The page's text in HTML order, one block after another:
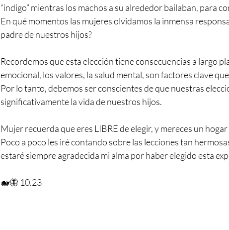
“indigo” mientras los machos a su alrededor bailaban, para
En qué momentos las mujeres olvidamos la inmensa
padre de nuestros hijos?
Recordemos que esta elección tiene consecuencias a largo
emocional, los valores, la salud mental, son factores clave
Por lo tanto, debemos ser conscientes de que nuestras
significativamente la vida de nuestros hijos.
Mujer recuerda que eres LIBRE de elegir, y mereces un
Poco a poco les iré contando sobre las lecciones tan
estaré siempre agradecida mi alma por haber elegido esta
🐋🦋 10.23